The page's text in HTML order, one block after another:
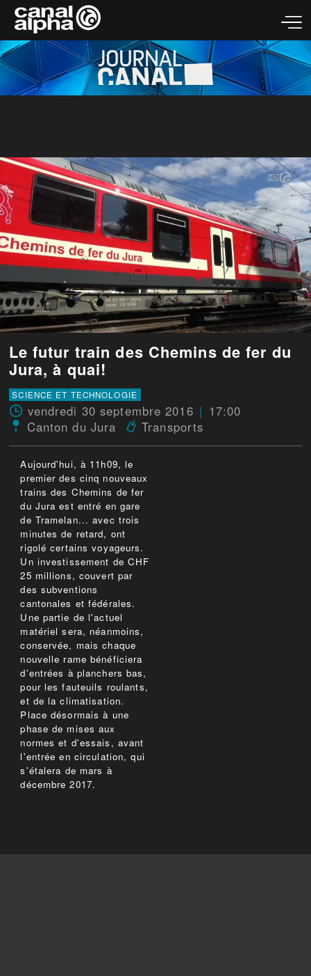
Le futur train des Chemins de fer du
Jura, à quai!
SCIENCE ET TECHNOLOGIE
vendredi 30 septembre 2016
17:00
Canton du Jura
Transports
Aujourd'hui, à 11h09, le
premier des cinq nouveaux
trains des Chemins de fer
du Jura est entré en gare
de Tramelan... avec trois
minutes de retard, ont
rigolé certains voyageurs.
Un investissement de CHF
25 millions, couvert par
des subventions
cantonales et fédérales.
Une partie de l'actuel
matériel sera, néanmoins,
conservée, mais chaque
nouvelle rame bénéficiera
d'entrées à planchers bas,
pour les fauteuils roulants,
et de la climatisation.
Place désormais à une
phase de mises aux
normes et d'essais, avant
l'entrée en circulation, qui
s'étalera de mars à
décembre 2017.